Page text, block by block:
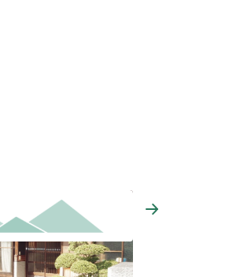
山